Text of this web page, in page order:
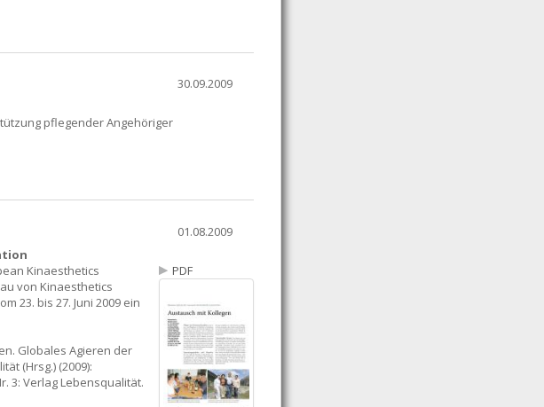
30.09.2009
pflegender Angehöriger
01.08.2009
Kinaesthetics
von Kinaesthetics
23. bis 27. Juni 2009 ein
Globales Agieren der
(Hrsg.) (2009):
3: Verlag Lebensqualität.
PDF